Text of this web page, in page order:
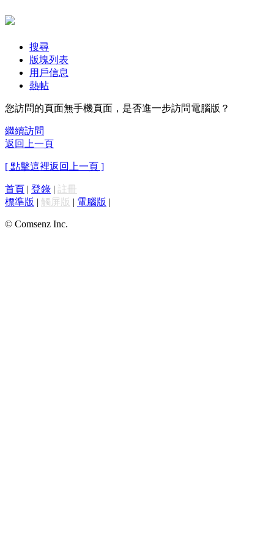
搜尋
版塊列表
用戶信息
熱帖
您訪問的頁面無手機頁面，是否進一步訪問電腦版？
繼續訪問
返回上一頁
[ 點擊這裡返回上一頁 ]
首頁 | 登錄 | 註冊
標準版 | 觸屏版 | 電腦版 |
© Comsenz Inc.